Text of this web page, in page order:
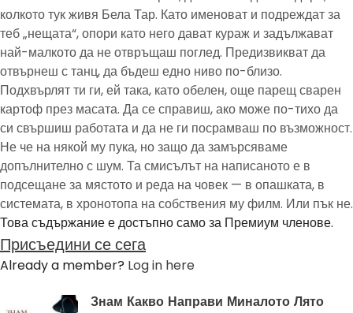
колкото тук живя Бела Тар. Като именоват и подреждат за
теб „нещата“, опори като него дават кураж и задължават
най-малкото да не отвръщаш поглед. Предизвикват да
отвърнеш с танц, да бъдеш едно ниво по-близо.
Подхвърлят ти ги, ей така, като обелен, още парещ сварен
картоф през масата. Да се справиш, ако може по-тихо да
си свършиш работата и да не ги посрамваш по възможност.
Не че на някой му пука, но защо да замърсяваме
допълнително с шум. Та смисълът на написаното е в
подсещане за мястото и реда на човек — в опашката, в
системата, в хронотопа на собствения му филм. Или пък не.
Това съдържание е достъпно само за Премиум членове.
Присъедини се сега
Already a member? Log in here
Знам Какво Направи Миналото Лято